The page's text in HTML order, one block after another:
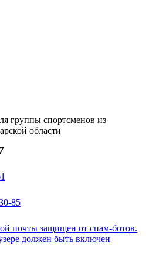
группы спортсменов из
области
85
почты защищен от спам-ботов.
должен быть включен